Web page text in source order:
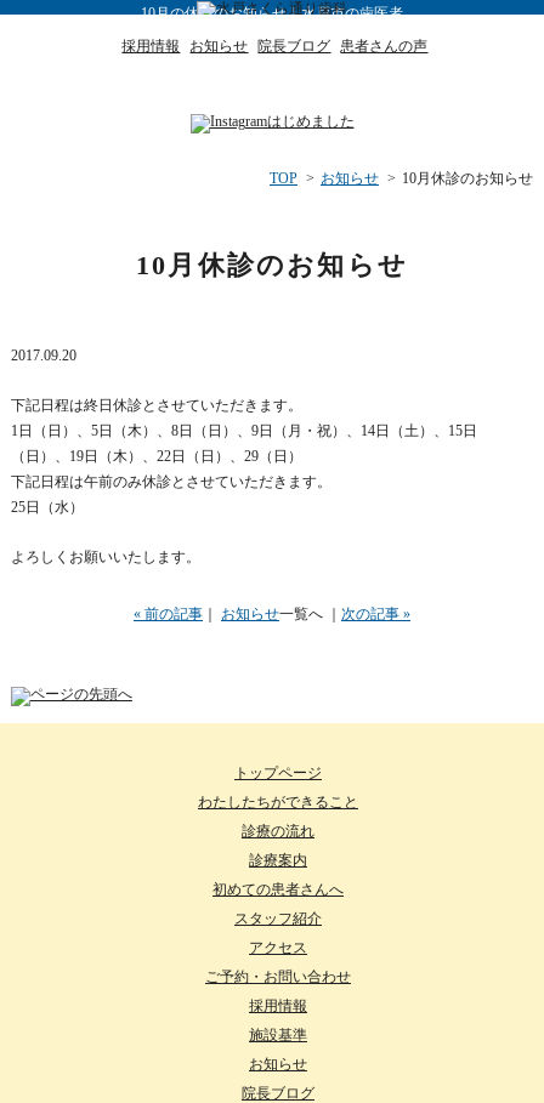
10月の休診のお知らせ｜水戸市の歯医者
採用情報
お知らせ 院長ブログ 患者さんの声
TOP > お知らせ > 10月休診のお知らせ
10月休診のお知らせ
2017.09.20
下記日程は終日休診とさせていただきます。
1日（日）、5日（木）、8日（日）、9日（月・祝）、14日（土）、15日
（日）、19日（木）、22日（日）、29（日）
下記日程は午前のみ休診とさせていただきます。
25日（水）
よろしくお願いいたします。
« 前の記事｜ お知らせ一覧へ 次の記事 »
トップページ
わたしたちができること
診療の流れ
診療案内
初めての患者さんへ
スタッフ紹介
アクセス
ご予約・お問い合わせ
採用情報
施設基準
お知らせ
院長ブログ